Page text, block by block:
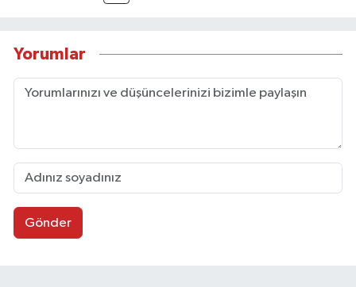
Taşköprü Postası internet haber sitesinde
Yorumlar
Gönder